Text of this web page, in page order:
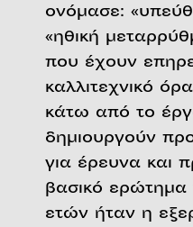
ονόμασε:
«ηθική
που έχουν
καλλιτεχνικό
κάτω από το
δημιουργούν
για έρευνα και
βασικό
ετών ήταν η